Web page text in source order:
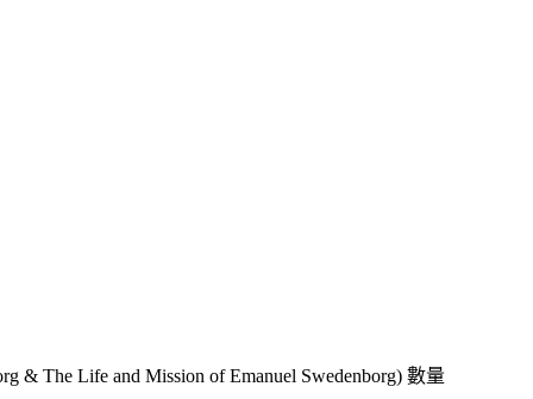
The Life and Mission of Emanuel Swedenborg) 數量